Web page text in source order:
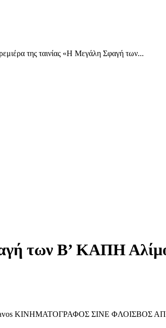
της ταινίας «Η Μεγάλη Σφαγή των...
των Β’ ΚΑΠΗ
Sklavos ΚΙΝΗΜΑΤΟΓΡΑΦΟΣ ΣΙΝΕ